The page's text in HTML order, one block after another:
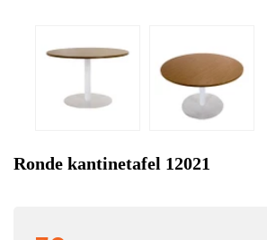
Ronde kantinetafel 12021